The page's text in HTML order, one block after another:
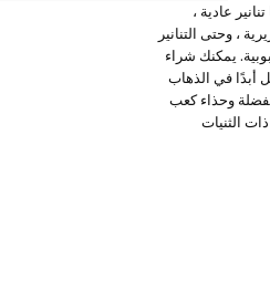
عادية ،
، وحتى التنانير
يمكنك شراء
أبدًا في الذهاب
وحذاء كعب
الثنيات